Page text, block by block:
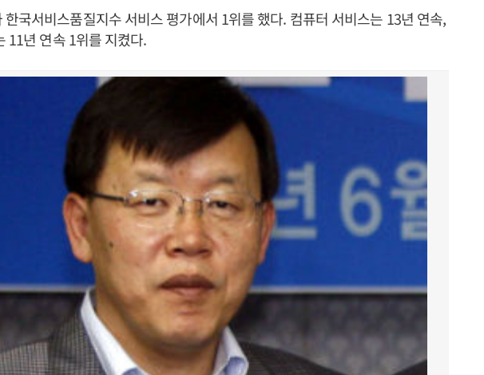
국서비스품질지수 서비스 평가에서 1위를 했다. 컴퓨터 서비스는 13년 연속,
11년 연속 1위를 지켰다.